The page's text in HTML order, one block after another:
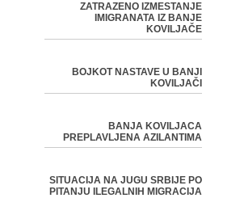
ZATRAZENO IZMESTANJE
IMIGRANATA IZ BANJE
KOVILJAČE
BOJKOT NASTAVE U BANJI
KOVILJAČI
BANJA KOVILJACA
PREPLAVLJENA AZILANTIMA
SITUACIJA NA JUGU SRBIJE PO
PITANJU ILEGALNIH MIGRACIJA